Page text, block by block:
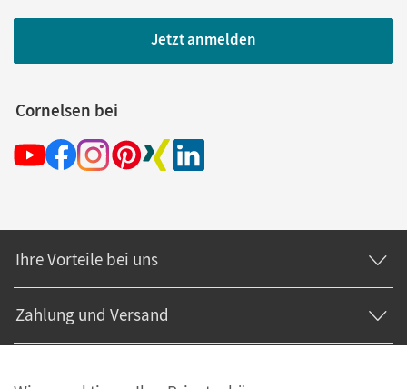
Jetzt anmelden
Cornelsen bei
Ihre Vorteile bei uns
Zahlung und Versand